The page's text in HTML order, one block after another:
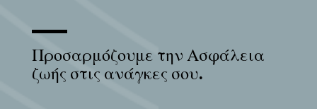
Προσαρμόζουμε την Ασφάλεια
ζωής στις ανάγκες σου.